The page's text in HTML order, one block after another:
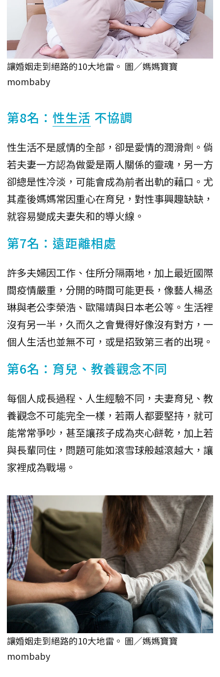
讓婚姻走到絕路的10大地雷。 圖／媽媽寶寶
mombaby
第8名： 性生活 不協調
性生活不是感情的全部，卻是愛情的潤滑劑。倘
若夫妻一方認為做愛是兩人關係的靈魂，另一方
卻總是性冷淡，可能會成為前者出軌的藉口。尤
其產後媽媽常因重心在育兒，對性事興趣缺缺，
就容易變成夫妻失和的導火線。
第7名：遠距離相處
許多夫婦因工作、住所分隔兩地，加上最近國際
間疫情嚴重，分開的時間可能更長，像藝人楊丞
琳與老公李榮浩、歐陽靖與日本老公等。生活裡
沒有另一半，久而久之會覺得好像沒有對方，一
個人生活也並無不可，或是招致第三者的出現。
第6名：育兒、教養觀念不同
每個人成長過程、人生經驗不同，夫妻育兒、教
養觀念不可能完全一樣，若兩人都要堅持，就可
能常常爭吵，甚至讓孩子成為夾心餅乾，加上若
與長輩同住，問題可能如滾雪球般越滾越大，讓
家裡成為戰場。
讓婚姻走到絕路的10大地雷。 圖／媽媽寶寶
mombaby